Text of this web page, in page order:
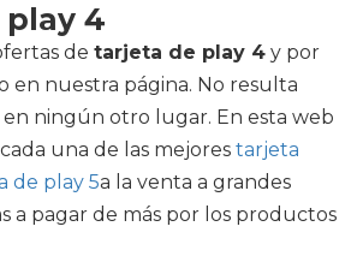
play 4
de tarjeta de play 4 y por
en nuestra página. No resulta
en ningún otro lugar. En esta web
una de las mejores tarjeta
de play 5a la venta a grandes
a pagar de más por los productos